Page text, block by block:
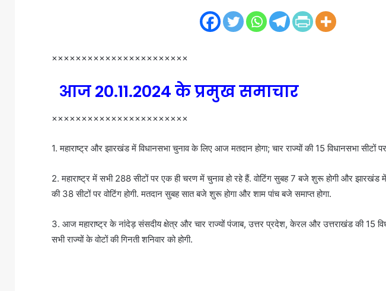
×××××××××××××××××××××××
आज 20.11.2024 के प्रमुख समाचार
×××××××××××××××××××××××
1. महाराष्ट्र और झारखंड में विधानसभा चुनाव के लिए आज मतदान होगा; चार राज्यों की 15 विधानसभा सीटों
2. महाराष्ट्र में सभी 288 सीटों पर एक ही चरण में चुनाव हो रहे हैं. वोटिंग सुबह 7 बजे शुरू होगी और
की 38 सीटों पर वोटिंग होगी. मतदान सुबह सात बजे शुरू होगा और शाम पांच बजे समाप्त होगा.
3. आज महाराष्ट्र के नांदेड़ संसदीय क्षेत्र और चार राज्यों पंजाब, उत्तर प्रदेश, केरल और उत्तराखंड की 15
सभी राज्यों के वोटों की गिनती शनिवार को होगी.